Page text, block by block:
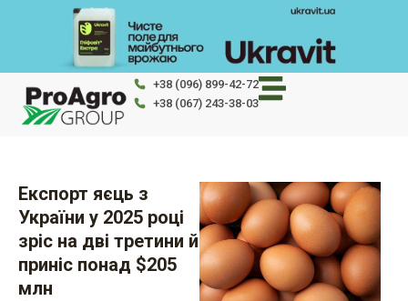
+38 (096) 899-42-72
+38 (067) 243-38-03
Експорт яєць з
України у 2025 році
зріс на дві третини й
приніс понад $205
млн